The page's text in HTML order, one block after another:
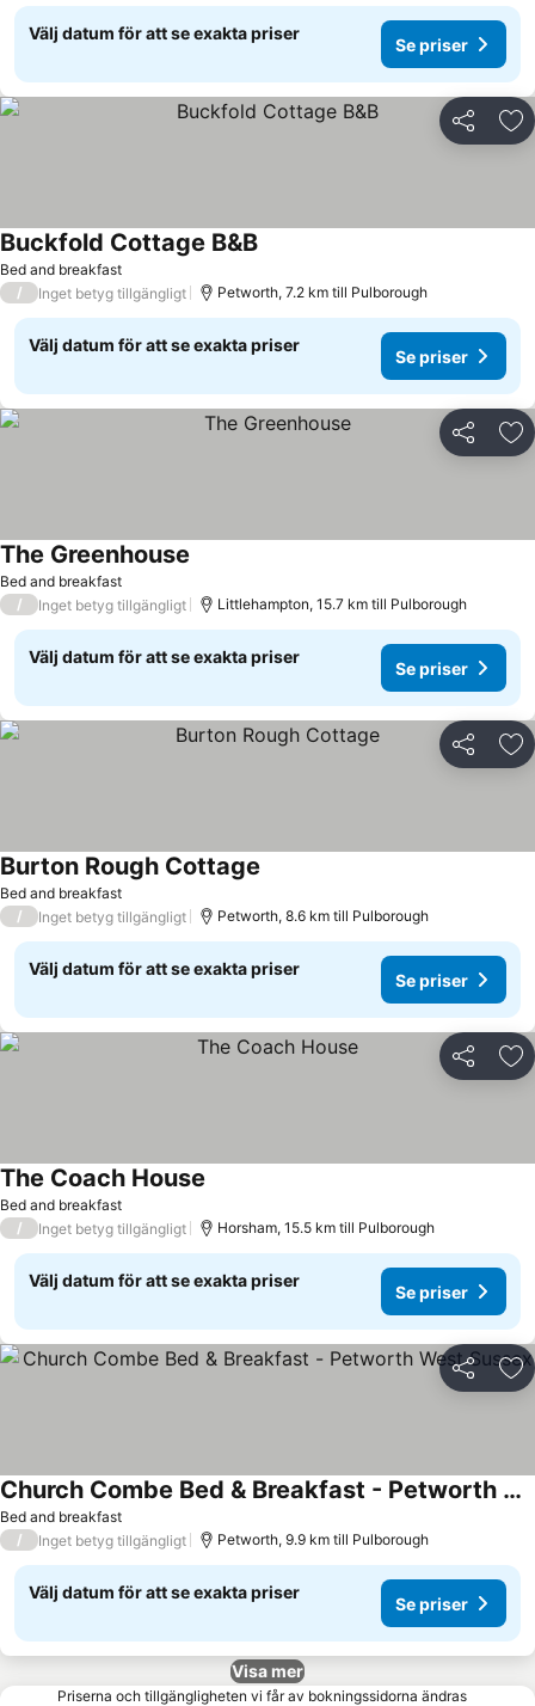
Välj datum för att se exakta priser
Se priser
Dela
Bed and breakfast
Buckfold Cottage B&BSe priser
/ Inget betyg tillgängligt Petworth, 7.2 km till Pulborough
Välj datum för att se exakta priser
Se priser
Dela
Bed and breakfast
The Greenhouse
/ Inget betyg tillgängligt Littlehampton, 15.7 km till Pulborough
Välj datum för att se exakta priser
Se priser
Dela
Bed and breakfast
Burton Rough Cottage
/ Inget betyg tillgängligt Petworth, 8.6 km till Pulborough
Välj datum för att se exakta priser
Se priser
Dela
Bed and breakfast
The Coach House
/ Inget betyg tillgängligt Horsham, 15.5 km till Pulborough
Välj datum för att se exakta priser
Se priser
Dela
Bed and breakfast
Church Combe Bed & Breakfast - Petworth West Sussex
Se priser
/ Inget betyg tillgängligt Petworth, 9.9 km till Pulborough
Välj datum för att se exakta priser
Se priser
Visa mer
Priserna och tillgängligheten vi får av bokningssidorna ändras